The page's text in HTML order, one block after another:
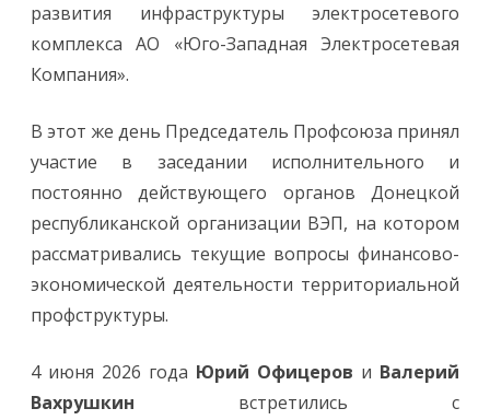
развития инфраструктуры электросетевого
комплекса АО «Юго-Западная Электросетевая
Компания».
В этот же день Председатель Профсоюза принял
участие в заседании исполнительного и
постоянно действующего органов Донецкой
республиканской организации ВЭП, на котором
рассматривались текущие вопросы финансово-
экономической деятельности территориальной
профструктуры.
4 июня 2026 года Юрий Офицеров и Валерий
Вахрушкин встретились с